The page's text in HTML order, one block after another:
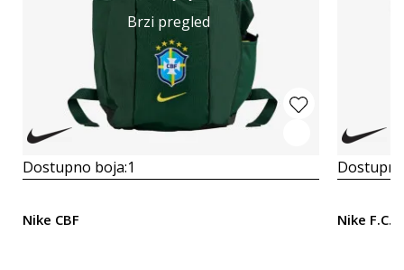
Brzi pregled
Dostupno boja:1
Nike CBF Nike F.C.